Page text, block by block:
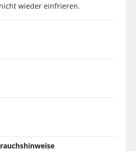
wieder einfrieren.